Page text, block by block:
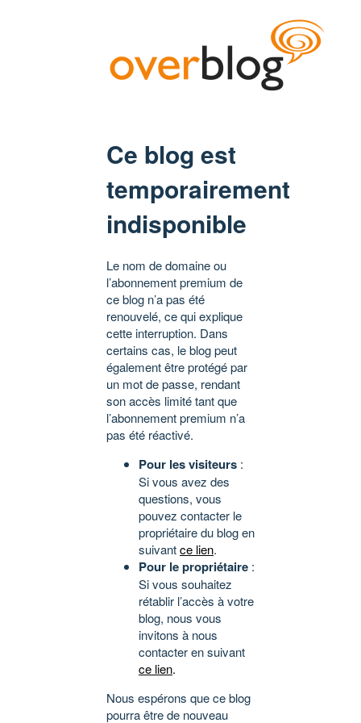
Ce blog est
temporairement
indisponible
Le nom de domaine ou
l’abonnement premium de
ce blog n’a pas été
renouvelé, ce qui explique
cette interruption. Dans
certains cas, le blog peut
également être protégé par
un mot de passe, rendant
son accès limité tant que
l’abonnement premium n’a
pas été réactivé.
Pour les visiteurs :
Si vous avez des
questions, vous
pouvez contacter le
propriétaire du blog en
suivantce lien.
Pour le propriétaire :
Si vous souhaitez
rétablir l’accès à votre
blog, nous vous
invitons à nous
contacter en suivant
ce lien.
Nous espérons que ce blog
pourra être de nouveau